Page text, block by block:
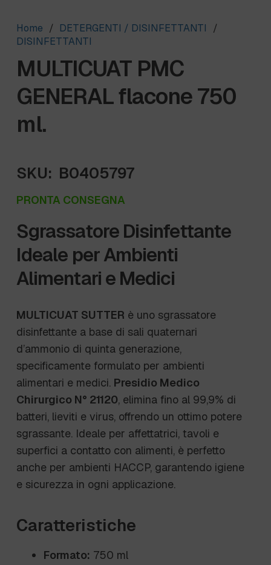
Home / DETERGENTI / DISINFETTANTI
/
DISINFETTANTI
MULTICUAT PMC
GENERAL flacone 750
ml.
SKU: B0405797
PRONTA CONSEGNA
Sgrassatore Disinfettante
Ideale per Ambienti
Alimentari e Medici
MULTICUAT SUTTER è uno sgrassatore
disinfettante a base di sali quaternari
d’ammonio di quinta generazione,
specificamente formulato per ambienti
alimentari e medici. Presidio Medico
Chirurgico N° 21120, elimina fino al 99,9% di
batteri, lieviti e virus, offrendo un ottimo potere
sgrassante. Ideale per affettatrici, tavoli e
superfici a contatto con alimenti, è perfetto
anche per ambienti HACCP, garantendo igiene
e sicurezza in ogni applicazione.
Caratteristiche
Formato: 750 ml